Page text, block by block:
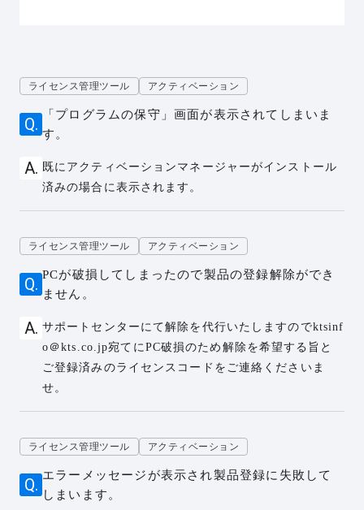
ライセンス管理ツール アクティベーション
「プログラムの保守」画面が表示されてしまいま
す。
既にアクティベーションマネージャーがインストール
済みの場合に表示されます。
ライセンス管理ツール アクティベーション
PCが破損してしまったので製品の登録解除ができ
ません。
サポートセンターにて解除を代行いたしますのでktsinf
o＠kts.co.jp宛てにPC破損のため解除を希望する旨と
ご登録済みのライセンスコードをご連絡くださいま
せ。
ライセンス管理ツール アクティベーション
エラーメッセージが表示され製品登録に失敗して
しまいます。